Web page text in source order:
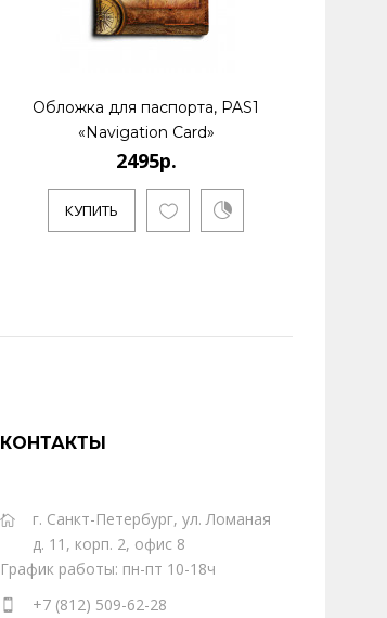
Обложка для паспорта, PAS1
«Navigation Card»
2495р.
КУПИТЬ
КОНТАКТЫ
г. Санкт-Петербург, ул. Ломаная
д. 11, корп. 2, офис 8
График работы: пн-пт 10-18ч
+7 (812) 509-62-28